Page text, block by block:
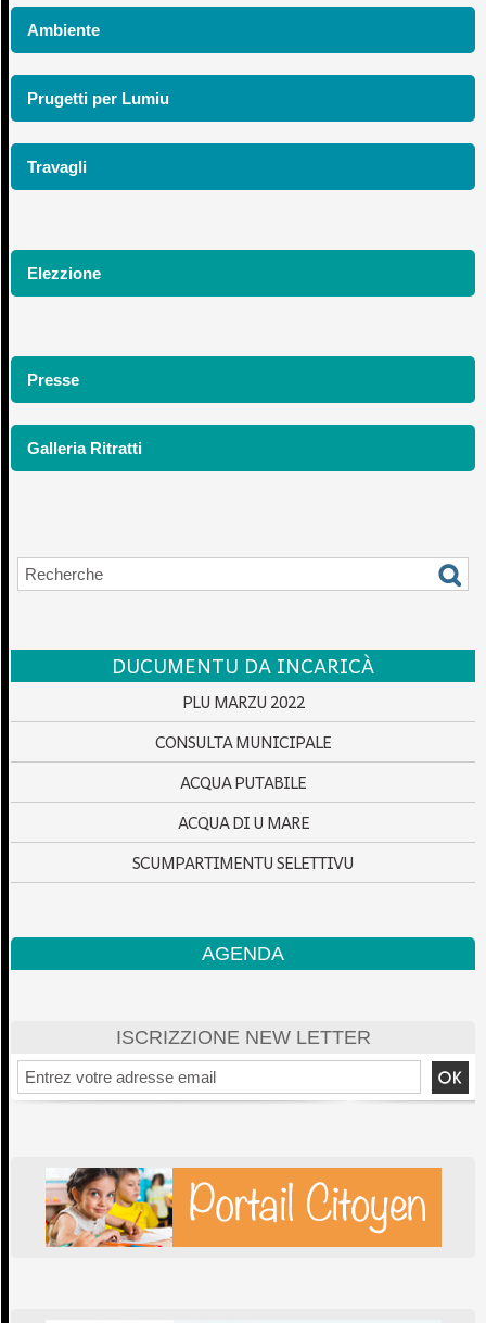
Ambiente
Prugetti per Lumiu
Travagli
Elezzione
Presse
Galleria Ritratti
DUCUMENTU DA INCARICÀ
PLU MARZU 2022
CONSULTA MUNICIPALE
ACQUA PUTABILE
ACQUA DI U MARE
SCUMPARTIMENTU SELETTIVU
AGENDA
ISCRIZZIONE NEW LETTER